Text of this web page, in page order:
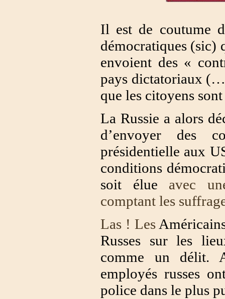
Il est de coutume
démocratiques (sic)
envoient des «
pays dictatoriaux
que les citoyens
La Russie a alors
d’envoyer des
présidentielle aux
conditions
soit élue avec
comptant les
Las ! Les
Russes sur les
comme un délit.
employés russes
police dans le plus